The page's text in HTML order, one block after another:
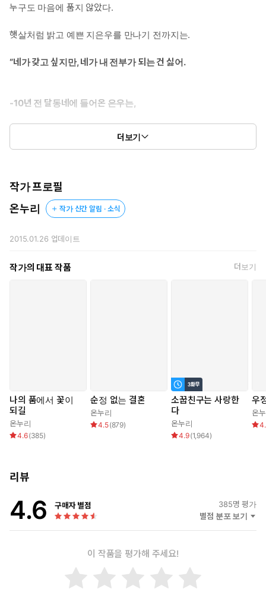
누구도 마음에 품지 않았다.
햇살처럼 밝고 예쁜 지은우를 만나기 전까지는.
“네가 갖고 싶지만, 네가 내 전부가 되는 건 싫어.
-10년 전 달동네에 들어온 은우는,
자신을 위해 무언가를 해 본 적이 없었다.
“나도 알아요. 형이 나 불쌍해서 잘해줬다는 거.”
더보기
작가 프로필
온누리
작가 신간 알림 · 소식
2015.01.26 업데이트
작가의 대표 작품 더보기
나의 품에서 꽃이
되길
온누리
4.6(385)
순정 없는 결혼
온누리
4.5(879)
소꿉친구는 사랑한
다
온누리
4.9(1,964)
우
온
리뷰
4.6 구매자 별점 385명 평가
별점 분포 보기
이 작품을 평가해 주세요!